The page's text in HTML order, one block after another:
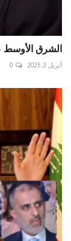
الشرق الأوسط
أبريل 3, 2025 0